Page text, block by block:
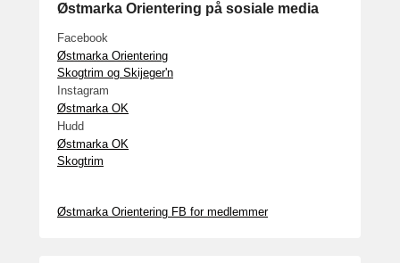
Østmarka Orientering på sosiale media
Facebook
Østmarka Orientering
Skogtrim og Skijeger'n
Instagram
Østmarka OK
Hudd
Østmarka OK
Skogtrim
Østmarka Orientering FB for medlemmer